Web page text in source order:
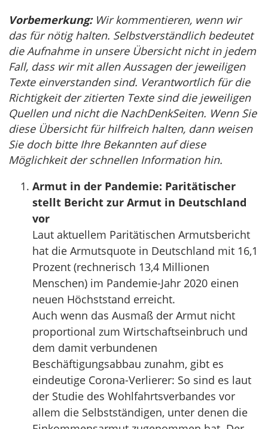
Vorbemerkung:Wir kommentieren, wenn wir
das für nötig halten. Selbstverständlich bedeutet
die Aufnahme in unsere Übersicht nicht in jedem
Fall, dass wir mit allen Aussagen der jeweiligen
Texte einverstanden sind. Verantwortlich für die
Richtigkeit der zitierten Texte sind die jeweiligen
Quellen und nicht die NachDenkSeiten. Wenn Sie
diese Übersicht für hilfreich halten, dann weisen
Sie doch bitte Ihre Bekannten auf diese
Möglichkeit der schnellen Information hin.
Armut in der Pandemie: Paritätischer
stellt Bericht zur Armut in Deutschland
vor
Laut aktuellem Paritätischen Armutsbericht
hat die Armutsquote in Deutschland mit 16,1
Prozent (rechnerisch 13,4 Millionen
Menschen) im Pandemie-Jahr 2020 einen
neuen Höchststand erreicht.
Auch wenn das Ausmaß der Armut nicht
proportional zum Wirtschaftseinbruch und
dem damit verbundenen
Beschäftigungsabbau zunahm, gibt es
eindeutige Corona-Verlierer: So sind es laut
der Studie des Wohlfahrtsverbandes vor
allem die Selbstständigen, unter denen die